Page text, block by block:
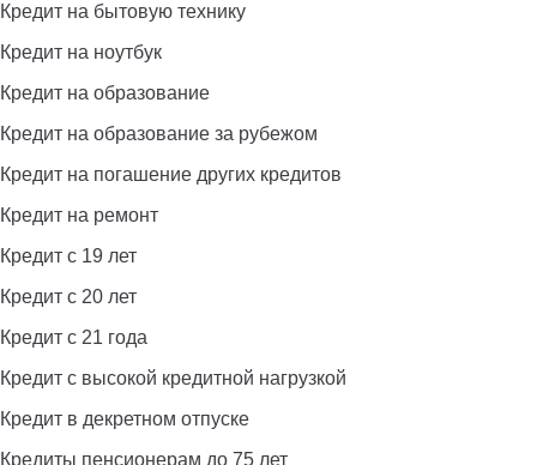
Кредит на бытовую технику
Кредит на ноутбук
Кредит на образование
Кредит на образование за рубежом
Кредит на погашение других кредитов
Кредит на ремонт
Кредит с 19 лет
Кредит с 20 лет
Кредит с 21 года
Кредит с высокой кредитной нагрузкой
Кредит в декретном отпуске
Кредиты пенсионерам до 75 лет